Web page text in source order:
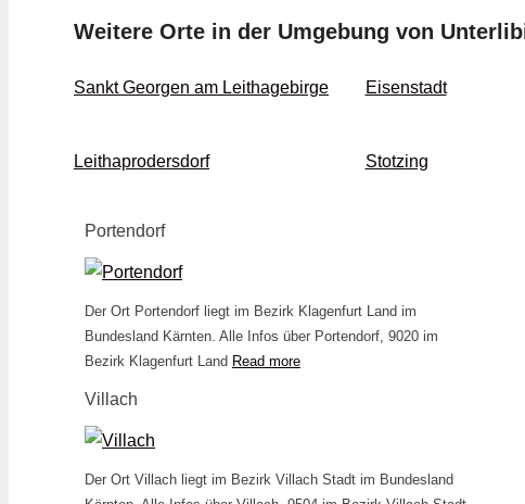
Weitere Orte in der Umgebung von
Sankt Georgen am Leithagebirge Eisenstadt
Leithaprodersdorf Stotzing
Portendorf
Der Ort Portendorf liegt im Bezirk Klagenfurt Land im
Bundesland Kärnten. Alle Infos über Portendorf, 9020 im
Bezirk Klagenfurt Land Read more
Villach
Der Ort Villach liegt im Bezirk Villach Stadt im Bundesland